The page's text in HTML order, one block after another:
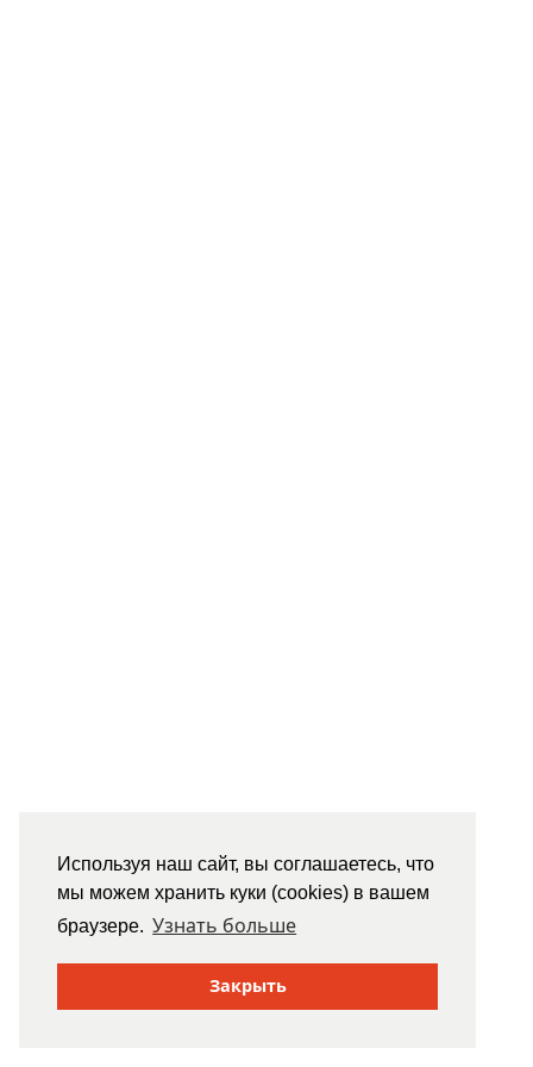
Используя наш сайт, вы соглашаетесь, что
мы можем хранить куки (cookies) в вашем
браузере. Узнать больше
Закрыть